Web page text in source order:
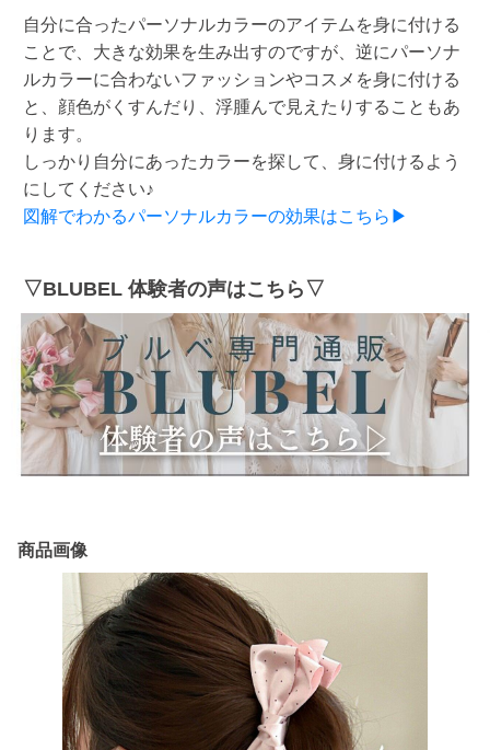
自分に合ったパーソナルカラーのアイテムを身に付ける
ことで、大きな効果を生み出すのですが、逆にパーソナ
ルカラーに合わないファッションやコスメを身に付ける
と、顔色がくすんだり、浮腫んで見えたりすることもあ
ります。
しっかり自分にあったカラーを探して、身に付けるよう
にしてください♪
図解でわかるパーソナルカラーの効果はこちら▶
▽BLUBEL 体験者の声はこちら▽
商品画像